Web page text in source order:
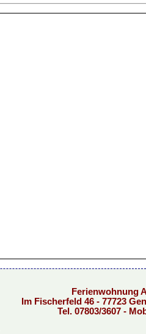
Ferienwohnung
Im Fischerfeld 46 - 77723
Tel. 07803/3607 -